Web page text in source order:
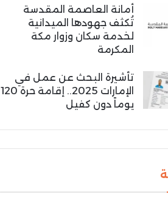
أمانة العاصمة المقدسة
تُكثف جهودها الميدانية
لخدمة سكان وزوار مكة
المكرمة
تأشيرة البحث عن عمل في
الإمارات 2025.. إقامة حرة 120
يوماً دون كفيل